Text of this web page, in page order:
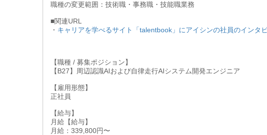
職種の変更範囲：技術職・事務職・技能職業務
■関連URL
・ キャリアを学べるサイト「talentbook」にアイシンの社員のインタ
【職種 / 募集ポジション】
【B27】周辺認識AIおよび自律走行AIシステム開発エンジニア
【雇用形態】
正社員
【給与】
月給【給与】
月給：339,800円〜